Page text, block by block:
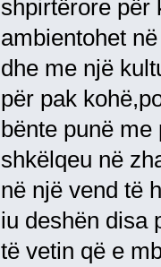
shpirtërore për
ambientohet
dhe me një
për pak
bënte punë
shkëlqeu në
në një vend të
iu deshën disa
të vetin që e